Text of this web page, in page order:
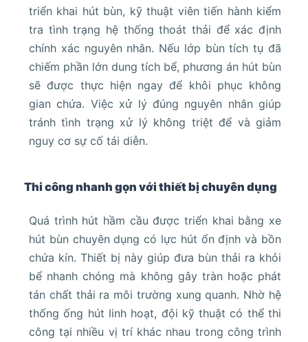
triển khai hút bùn, kỹ thuật viên tiến hành kiểm
tra tình trạng hệ thống thoát thải để xác định
chính xác nguyên nhân. Nếu lớp bùn tích tụ đã
chiếm phần lớn dung tích bể, phương án hút bùn
sẽ được thực hiện ngay để khôi phục không
gian chứa. Việc xử lý đúng nguyên nhân giúp
tránh tình trạng xử lý không triệt để và giảm
nguy cơ sự cố tái diễn.
Thi công nhanh gọn với thiết bị chuyên dụng
Quá trình hút hầm cầu được triển khai bằng xe
hút bùn chuyên dụng có lực hút ổn định và bồn
chứa kín. Thiết bị này giúp đưa bùn thải ra khỏi
bể nhanh chóng mà không gây tràn hoặc phát
tán chất thải ra môi trường xung quanh. Nhờ hệ
thống ống hút linh hoạt, đội kỹ thuật có thể thi
công tại nhiều vị trí khác nhau trong công trình